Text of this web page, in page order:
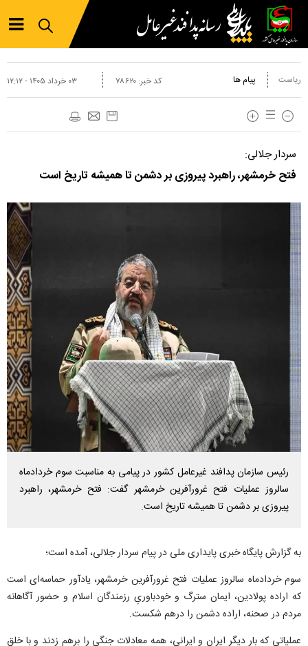
ریاست پیام ها ۰۳ خرداد ۱۴۰۵ - ۱۲:۱۲ کد خبر: ۷۸۶۲۰
سردار جلالی:
فتح خرمشهر، راهبرد پیروزی بر دشمن تا همیشه تاریخ است
رئیس سازمان پدافند غیرعامل کشور در پیامی به مناسبت سوم خردادماه
سالروز عملیات فتح غرورآفرین خرمشهر گفت: فتح خرمشهر، راهبرد
پیروزی بر دشمن تا همیشه تاریخ است.
به گزارش پایگاه خبری پایداری ملی در پیام سردار جلالی، آمده است؛
سوم خردادماه سالروز عملیات فتح غرورآفرین خرمشهر، یادآور حماسه‌ای است
که اراده پولادین، ایمان سترگ و خودباوریِ رزمندگان اسلام و حضور آگاهانه
مردم در صحنه، اراده دشمن را درهم شکست.
عملیاتی که بار دیگر ایران و ایرانی، همه معادلات جنگی را برهم زدند و با خلق